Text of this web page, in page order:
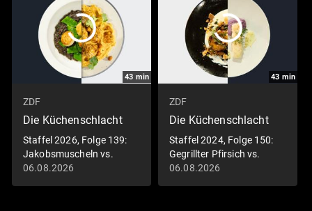
43 min
ZDF
Die Küchenschlacht
Staffel 2026, Folge 139:
Jakobsmuscheln vs.
Falafel mit Hummus
06.08.2026
43 min
ZDF
Die Küchenschlacht
Staffel 2024, Folge 150:
Gegrillter Pfirsich vs.
Heilbuttfilet
06.08.2026